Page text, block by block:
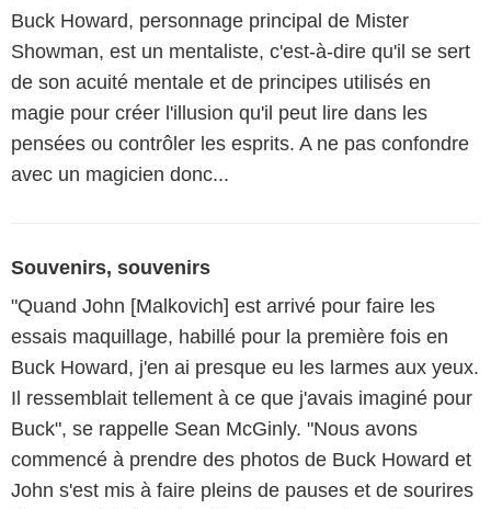
Buck Howard, personnage principal de Mister
Showman, est un mentaliste, c'est-à-dire qu'il se sert
de son acuité mentale et de principes utilisés en
magie pour créer l'illusion qu'il peut lire dans les
pensées ou contrôler les esprits. A ne pas confondre
avec un magicien donc...
Souvenirs, souvenirs
"Quand John [Malkovich] est arrivé pour faire les
essais maquillage, habillé pour la première fois en
Buck Howard, j'en ai presque eu les larmes aux yeux.
Il ressemblait tellement à ce que j'avais imaginé pour
Buck", se rappelle Sean McGinly. "Nous avons
commencé à prendre des photos de Buck Howard et
John s'est mis à faire pleins de pauses et de sourires